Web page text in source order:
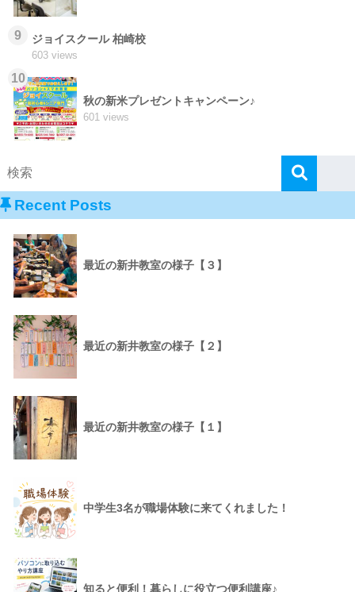
9 ジョイスクール 柏崎校
603 views
10
秋の新米プレゼントキャンペーン♪
601 views
Recent Posts
最近の新井教室の様子【３】
最近の新井教室の様子【２】
最近の新井教室の様子【１】
中学生3名が職場体験に来てくれました！
知ると便利！暮らしに役立つ便利講座♪